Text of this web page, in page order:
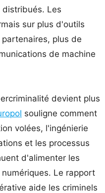
distribués. Les
sur plus d'outils
plus de
de machine
devient plus
souligne comment
volées, l'ingénierie
et les processus
d'alimenter les
Le rapport
aide les criminels